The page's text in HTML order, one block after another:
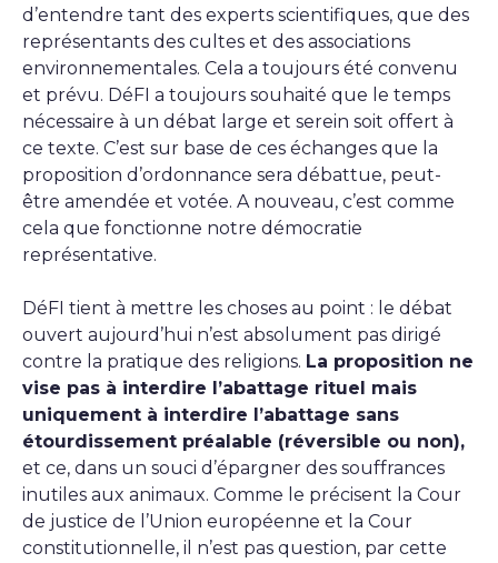
d’entendre tant des experts scientifiques, que des
représentants des cultes et des associations
environnementales. Cela a toujours été convenu
et prévu. DéFI a toujours souhaité que le temps
nécessaire à un débat large et serein soit offert à
ce texte. C’est sur base de ces échanges que la
proposition d’ordonnance sera débattue, peut-
être amendée et votée. A nouveau, c’est comme
cela que fonctionne notre démocratie
représentative.
DéFI tient à mettre les choses au point : le débat
ouvert aujourd’hui n’est absolument pas dirigé
contre la pratique des religions. La proposition ne
vise pas à interdire l’abattage rituel mais
uniquement à interdire l’abattage sans
étourdissement préalable (réversible ou non),
et ce, dans un souci d’épargner des souffrances
inutiles aux animaux. Comme le précisent la Cour
de justice de l’Union européenne et la Cour
constitutionnelle, il n’est pas question, par cette